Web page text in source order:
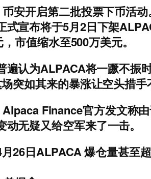
安开启第二批投票下币活
式宣布将于5月2日下架
市值缩水至500万美元。
遍认为ALPACA将一蹶不振
突如其来的暴涨让空头措
Finance官方发文称
动无疑又给空军来了一击。
26日ALPACA 爆仓量甚至